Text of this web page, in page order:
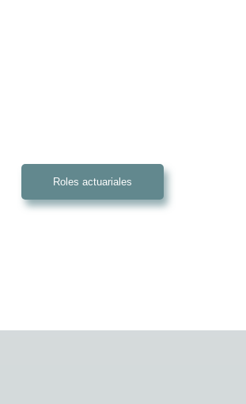
Roles actuariales